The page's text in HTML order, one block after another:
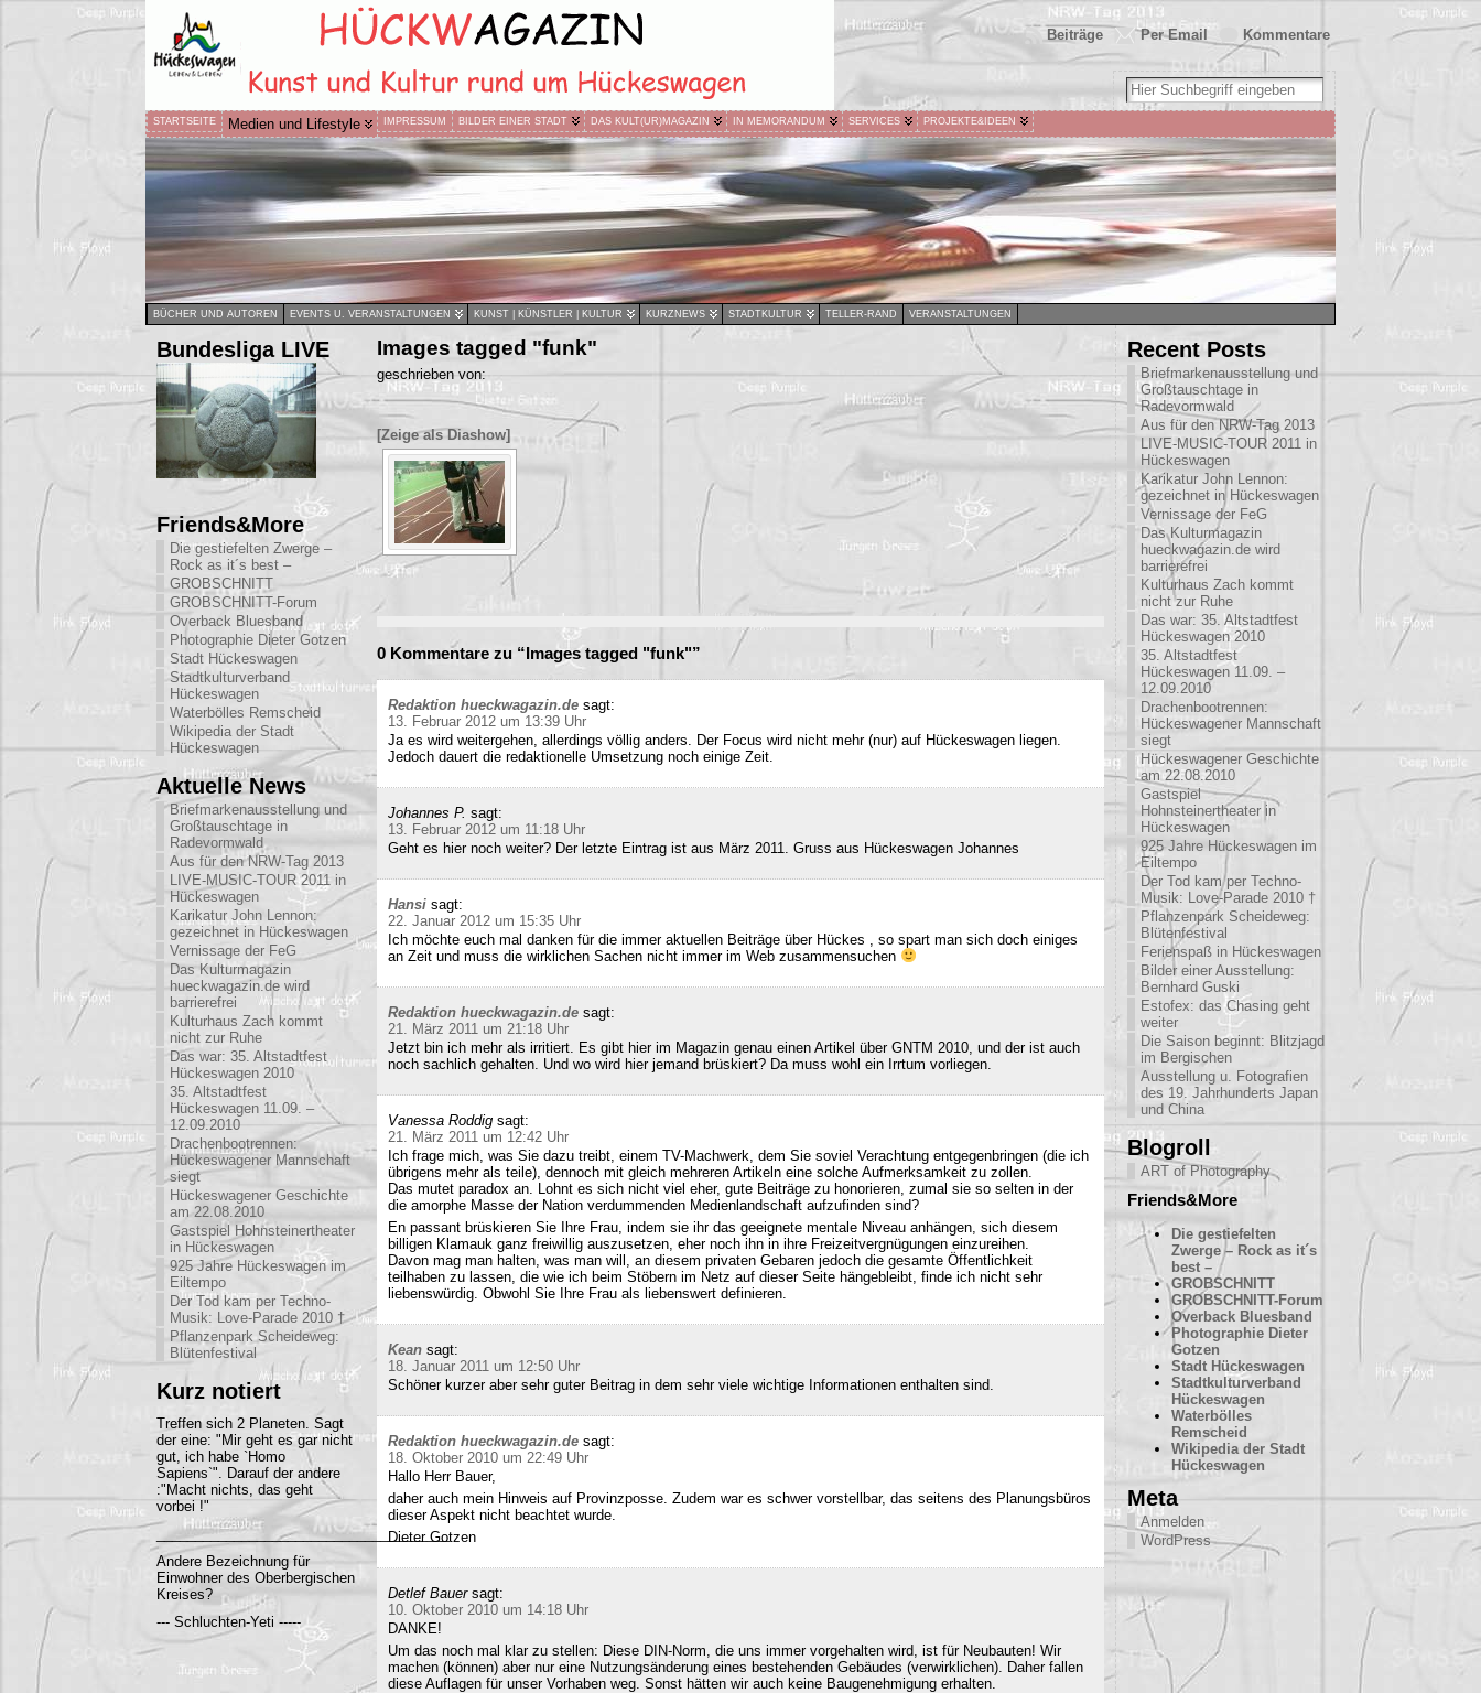
Kommentare
Per Email
Beiträge
STARTSEITE Medien und Lifestyle IMPRESSUM BILDER EINER STADT DAS KULT(UR)MAGAZIN IN MEMORANDUM SERVICES PROJEKTE&IDEEN
BÜCHER UND AUTOREN EVENTS U. VERANSTALTUNGEN KUNST | KÜNSTLER | KULTUR KURZNEWS STADTKULTUR TELLER-RAND VERANSTALTUNGEN
Bundesliga LIVE
Friends&More
Die gestiefelten Zwerge –
Rock as it´s best –
GROBSCHNITT
GROBSCHNITT-Forum
Overback Bluesband
Photographie Dieter Gotzen
Stadt Hückeswagen
Stadtkulturverband
Hückeswagen
Waterbölles Remscheid
Wikipedia der Stadt
Hückeswagen
Aktuelle News
Briefmarkenausstellung und
Großtauschtage in
Radevormwald
Aus für den NRW-Tag 2013
LIVE-MUSIC-TOUR 2011 in
Hückeswagen
Karikatur John Lennon:
gezeichnet in Hückeswagen
Vernissage der FeG
Das Kulturmagazin
hueckwagazin.de wird
barrierefrei
Kulturhaus Zach kommt
nicht zur Ruhe
Das war: 35. Altstadtfest
Hückeswagen 2010
35. Altstadtfest
Hückeswagen 11.09. –
12.09.2010
Drachenbootrennen:
Hückeswagener Mannschaft
siegt
Hückeswagener Geschichte
am 22.08.2010
Gastspiel Hohnsteinertheater
in Hückeswagen
925 Jahre Hückeswagen im
Eiltempo
Der Tod kam per Techno-
Musik: Love-Parade 2010 †
Pflanzenpark Scheideweg:
Blütenfestival
Kurz notiert
Treffen sich 2 Planeten. Sagt
der eine: "Mir geht es gar nicht
gut, ich habe `Homo
Sapiens`". Darauf der andere
:"Macht nichts, das geht
vorbei !"
______________________________________
Andere Bezeichnung für
Einwohner des Oberbergischen
Kreises?
--- Schluchten-Yeti -----
Images tagged "funk"
geschrieben von:
[Zeige als Diashow]
0 Kommentare zu “Images tagged "funk"”
Redaktion hueckwagazin.de sagt:
13. Februar 2012 um 13:39 Uhr
Ja es wird weitergehen, allerdings völlig anders. Der Focus wird nicht mehr (nur) auf Hückeswagen liegen.
Jedoch dauert die redaktionelle Umsetzung noch einige Zeit.
Johannes P. sagt:
13. Februar 2012 um 11:18 Uhr
Geht es hier noch weiter? Der letzte Eintrag ist aus März 2011. Gruss aus Hückeswagen Johannes
Hansi sagt:
22. Januar 2012 um 15:35 Uhr
Ich möchte euch mal danken für die immer aktuellen Beiträge über Hückes , so spart man sich doch einiges
an Zeit und muss die wirklichen Sachen nicht immer im Web zusammensuchen
Redaktion hueckwagazin.de sagt:
21. März 2011 um 21:18 Uhr
Jetzt bin ich mehr als irritiert. Es gibt hier im Magazin genau einen Artikel über GNTM 2010, und der ist auch
noch sachlich gehalten. Und wo wird hier jemand brüskiert? Da muss wohl ein Irrtum vorliegen.
Vanessa Roddig sagt:
21. März 2011 um 12:42 Uhr
Ich frage mich, was Sie dazu treibt, einem TV-Machwerk, dem Sie soviel Verachtung entgegenbringen (die ich
übrigens mehr als teile), dennoch mit gleich mehreren Artikeln eine solche Aufmerksamkeit zu zollen.
Das mutet paradox an. Lohnt es sich nicht viel eher, gute Beiträge zu honorieren, zumal sie so selten in der
die amorphe Masse der Nation verdummenden Medienlandschaft aufzufinden sind?
En passant brüskieren Sie Ihre Frau, indem sie ihr das geeignete mentale Niveau anhängen, sich diesem
billigen Klamauk ganz freiwillig auszusetzen, eher noch ihn in ihre Freizeitvergnügungen einzureihen.
Davon mag man halten, was man will, an diesem privaten Gebaren jedoch die gesamte Öffentlichkeit
teilhaben zu lassen, die wie ich beim Stöbern im Netz auf dieser Seite hängebleibt, finde ich nicht sehr
liebenswürdig. Obwohl Sie Ihre Frau als liebenswert definieren.
Kean sagt:
18. Januar 2011 um 12:50 Uhr
Schöner kurzer aber sehr guter Beitrag in dem sehr viele wichtige Informationen enthalten sind.
Redaktion hueckwagazin.de sagt:
18. Oktober 2010 um 22:49 Uhr
Hallo Herr Bauer,
daher auch mein Hinweis auf Provinzposse. Zudem war es schwer vorstellbar, das seitens des Planungsbüros
dieser Aspekt nicht beachtet wurde.
Dieter Gotzen
Detlef Bauer sagt:
10. Oktober 2010 um 14:18 Uhr
DANKE!
Um das noch mal klar zu stellen: Diese DIN-Norm, die uns immer vorgehalten wird, ist für Neubauten! Wir
machen (können) aber nur eine Nutzungsänderung eines bestehenden Gebäudes (verwirklichen). Daher fallen
diese Auflagen für unser Vorhaben weg. Sonst hätten wir auch keine Baugenehmigung erhalten.
Recent Posts
Briefmarkenausstellung und
Großtauschtage in
Radevormwald
Aus für den NRW-Tag 2013
LIVE-MUSIC-TOUR 2011 in
Hückeswagen
Karikatur John Lennon:
gezeichnet in Hückeswagen
Vernissage der FeG
Das Kulturmagazin
hueckwagazin.de wird
barrierefrei
Kulturhaus Zach kommt
nicht zur Ruhe
Das war: 35. Altstadtfest
Hückeswagen 2010
35. Altstadtfest
Hückeswagen 11.09. –
12.09.2010
Drachenbootrennen:
Hückeswagener Mannschaft
siegt
Hückeswagener Geschichte
am 22.08.2010
Gastspiel
Hohnsteinertheater in
Hückeswagen
925 Jahre Hückeswagen im
Eiltempo
Der Tod kam per Techno-
Musik: Love-Parade 2010 †
Pflanzenpark Scheideweg:
Blütenfestival
Ferienspaß in Hückeswagen
Bilder einer Ausstellung:
Bernhard Guski
Estofex: das Chasing geht
weiter
Die Saison beginnt: Blitzjagd
im Bergischen
Ausstellung u. Fotografien
des 19. Jahrhunderts Japan
und China
Blogroll
ART of Photography
Friends&More
Die gestiefelten
Zwerge – Rock as it´s
best –
GROBSCHNITT
GROBSCHNITT-Forum
Overback Bluesband
Photographie Dieter
Gotzen
Stadt Hückeswagen
Stadtkulturverband
Hückeswagen
Waterbölles
Remscheid
Wikipedia der Stadt
Hückeswagen
Meta
Anmelden
WordPress